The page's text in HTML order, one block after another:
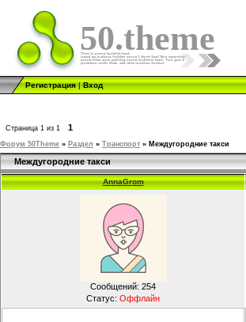
50.theme
Регистрация|Вход
Страница 1 из 1 1
Форум 50Theme » Раздел » Транспорт » Междугородние такси
Междугородние такси
AnnaGrom
Сообщений: 254
Статус: Оффлайн